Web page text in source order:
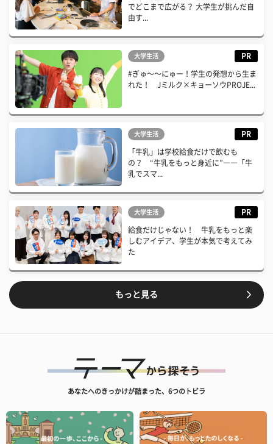
でどこまで広がる？ 大学生が挑んだ自
由す...
大学生活 PR
#ぎゅ〜〜にゅー！学生の発想から生ま
れた！ Jミルク×キョーソウPROJE...
大学生活 PR
「牛乳」は学校給食だけで飲むも
の？ “牛乳をもっと身近に”――「牛
乳でスマ...
大学生活 PR
給食だけじゃない！ 牛乳をもっと楽
しむアイデア、学生が本気で考えてみ
た
もっと見る
あなたへのきっかけが詰まった、6つのトビラ